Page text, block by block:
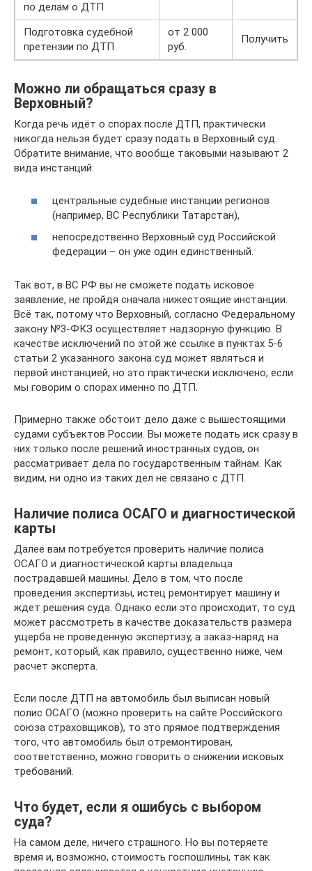
по делам о ДТП
Подготовка судебной
претензии по ДТП
от 2 000
руб.
Получить
Можно ли обращаться сразу в
Верховный?
Когда речь идёт о спорах после ДТП, практически
никогда нельзя будет сразу подать в Верховный суд.
Обратите внимание, что вообще таковыми называют 2
вида инстанций:
центральные судебные инстанции регионов
(например, ВС Республики Татарстан),
непосредственно Верховный суд Российской
федерации – он уже один единственный.
Так вот, в ВС РФ вы не сможете подать исковое
заявление, не пройдя сначала нижестоящие инстанции.
Всё так, потому что Верховный, согласно Федеральному
закону №3-ФКЗ осуществляет надзорную функцию. В
качестве исключений по этой же ссылке в пунктах 5-6
статьи 2 указанного закона суд может являться и
первой инстанцией, но это практически исключено, если
мы говорим о спорах именно по ДТП.
Примерно также обстоит дело даже с вышестоящими
судами субъектов России. Вы можете подать иск сразу в
них только после решений иностранных судов, он
рассматривает дела по государственным тайнам. Как
видим, ни одно из таких дел не связано с ДТП.
Наличие полиса ОСАГО и диагностической
карты
Далее вам потребуется проверить наличие полиса
ОСАГО и диагностической карты владельца
пострадавшей машины. Дело в том, что после
проведения экспертизы, истец ремонтирует машину и
ждет решения суда. Однако если это происходит, то суд
может рассмотреть в качестве доказательств размера
ущерба не проведенную экспертизу, а заказ-наряд на
ремонт, который, как правило, существенно ниже, чем
расчет эксперта.
Если после ДТП на автомобиль был выписан новый
полис ОСАГО (можно проверить на сайте Российского
союза страховщиков), то это прямое подтверждения
того, что автомобиль был отремонтирован,
соответственно, можно говорить о снижении исковых
требований.
Что будет, если я ошибусь с выбором
суда?
На самом деле, ничего страшного. Но вы потеряете
время и, возможно, стоимость госпошлины, так как